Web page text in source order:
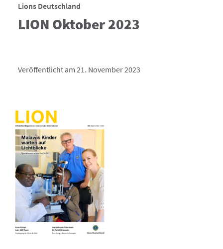
Lions Deutschland
LION Oktober 2023
Veröffentlicht am 21. November 2023